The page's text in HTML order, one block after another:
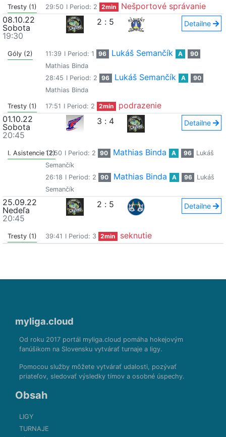
Tresty (1) 29:50 I Period: 2 2min
Nešportové správanie
08.10.22
Sobota
19:30
2 : 5 Detailne
Góly (2) 11:39 I Period: 1 96 Lukáš Semančík A
90
Mathias Binda
28:45 I Period: 2 96 Lukáš Semančík A
90
Mathias Binda
Tresty (1) 17:51 I Period: 2 2min
podrazenie
01.10.22
Sobota
20:45
3 : 4 Detailne
I. Asistencie (2)
17:50 I Period: 2 90 Mathias Binda A 96
Lukáš
Semančík
26:18 I Period: 2 90 Mathias Binda A 96
Lukáš
Semančík
25.09.22
Nedeľa
20:45
2 : 5 Detailne
Tresty (1) 39:41 I Period: 3 2min seknutie
myliga.cloud
Od roku 2017 portál myliga.cloud pomáha hokejovým
fanúšikom na Slovensku vytvárať turnaje a ligy.
Pomocou služby môžete vytvárať udalosti, pozývať
priateľov, sledovať výsledky tímov a osobné úspechy.
Obsah
LIGY
TURNAJE